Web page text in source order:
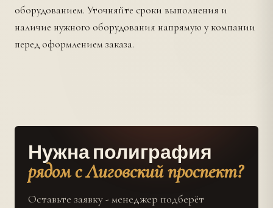
оборудованием. Уточняйте сроки выполнения и
наличие нужного оборудования напрямую у компании
перед оформлением заказа.
Нужна полиграфия
рядом с Лиговский проспект?
Оставьте заявку - менеджер подберёт